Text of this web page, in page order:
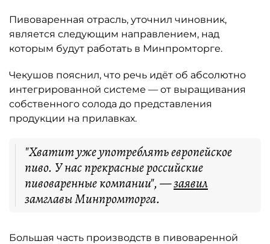
Пивоваренная отрасль, уточнил чиновник,
является следующим направлением, над
которым будут работать в Минпромторге.
Чекушов пояснил, что речь идёт об абсолютно
интегрированной системе — от выращивания
собственного солода до представления
продукции на прилавках.
"Хватит уже употреблять европейское
пиво. У нас прекрасные российские
пивоваренные компании", —заявил
замглавы Минпромторга.
Большая часть производств в пивоваренной